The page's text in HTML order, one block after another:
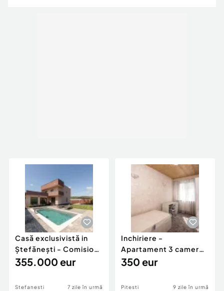
Casă exclusivistă in
Ștefănești - Comision
0
355.000 eur
Stefanesti 7 zile în urmă
Inchiriere -
Apartament 3 camere
- Zona Centrala
350 eur
Pitesti 9 zile în urmă